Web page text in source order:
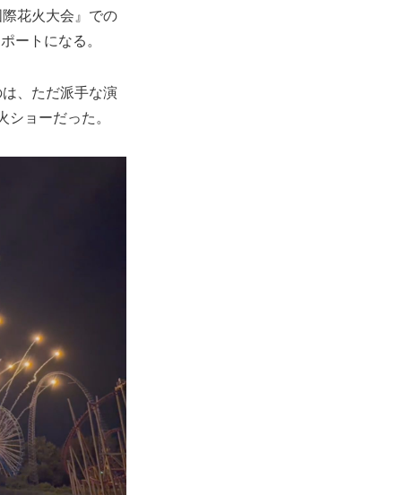
花火大会』での
ートになる。
、ただ派手な演
ョーだった。